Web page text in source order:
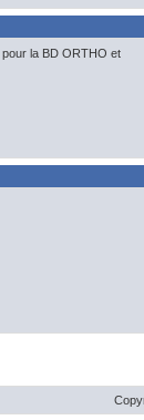
pour la BD ORTHO et